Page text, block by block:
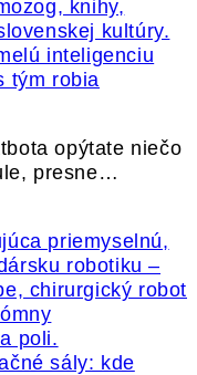
inteligenciu
tým robia
opýtate niečo
presne…
sály: kde